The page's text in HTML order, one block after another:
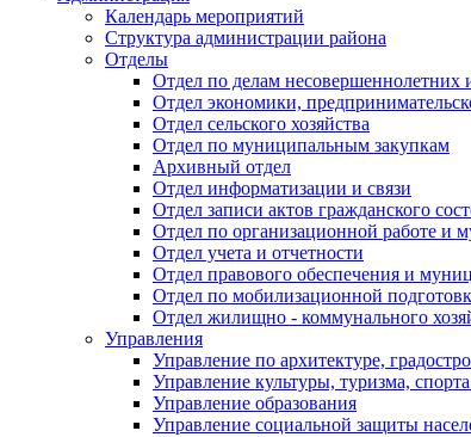
Календарь мероприятий
Структура администрации района
Отделы
Отдел по делам несовершеннолетних
Отдел экономики,
Отдел сельского хозяйства
Отдел по муниципальным закупкам
Архивный отдел
Отдел информатизации и связи
Отдел записи актов гражданского
Отдел по организационной работе и
Отдел учета и отчетности
Отдел правового обеспечения и
Отдел по мобилизационной
Отдел жилищно - коммунального
Управления
Управление по архитектуре,
Управление культуры, туризма,
Управление образования
Управление социальной защиты